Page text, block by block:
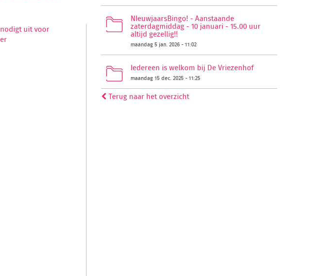
NIeuwjaarsBingo! - Aanstaande
zaterdagmiddag - 10 januari - 15.00 uur
altijd gezellig!!
maandag 5 jan. 2026 - 11:02
Iedereen is welkom bij De Vriezenhof
maandag 15 dec. 2025 - 11:25
Terug naar het overzicht